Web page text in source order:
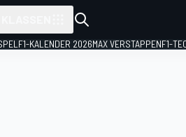
F1-KALENDER 2026MAX VERSTAPPENF1-